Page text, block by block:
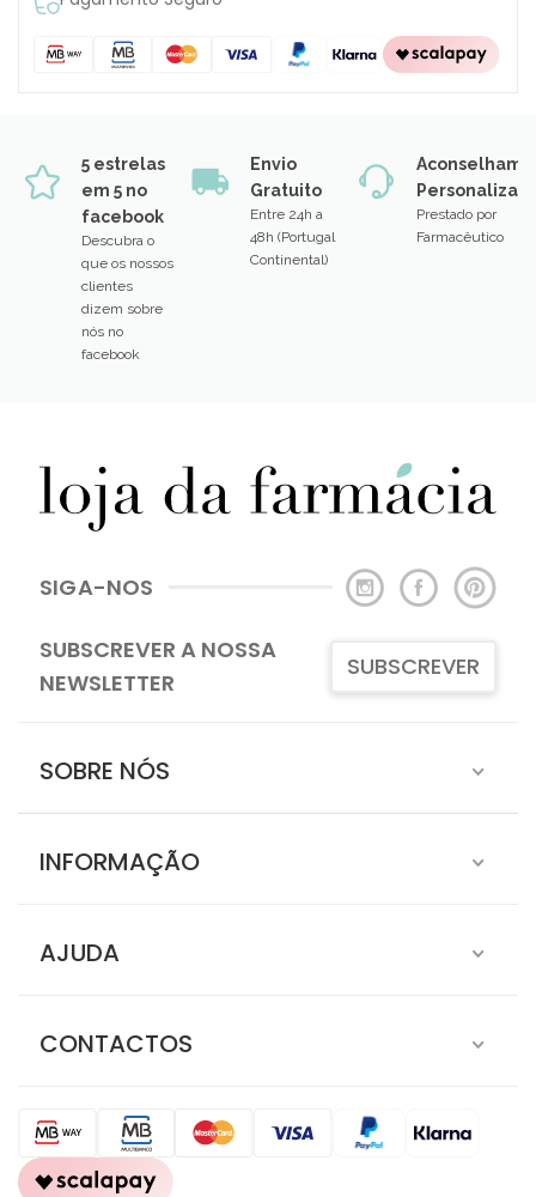
5 estrelas
em 5 no
facebook
Descubra o
que os nossos
clientes
dizem sobre
nós no
facebook
Envio
Gratuito
Entre 24h a
48h (Portugal
Continental)
Prestado por
Farmacêutico
SIGA-NOS
SUBSCREVER A NOSSA
NEWSLETTER
SUBSCREVER
SOBRE NÓS
INFORMAÇÃO
AJUDA
CONTACTOS